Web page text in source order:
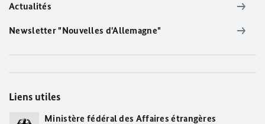
Actualités
Newsletter "Nouvelles d'Allemagne"
Liens utiles
Ministère fédéral des Affaires étrangères